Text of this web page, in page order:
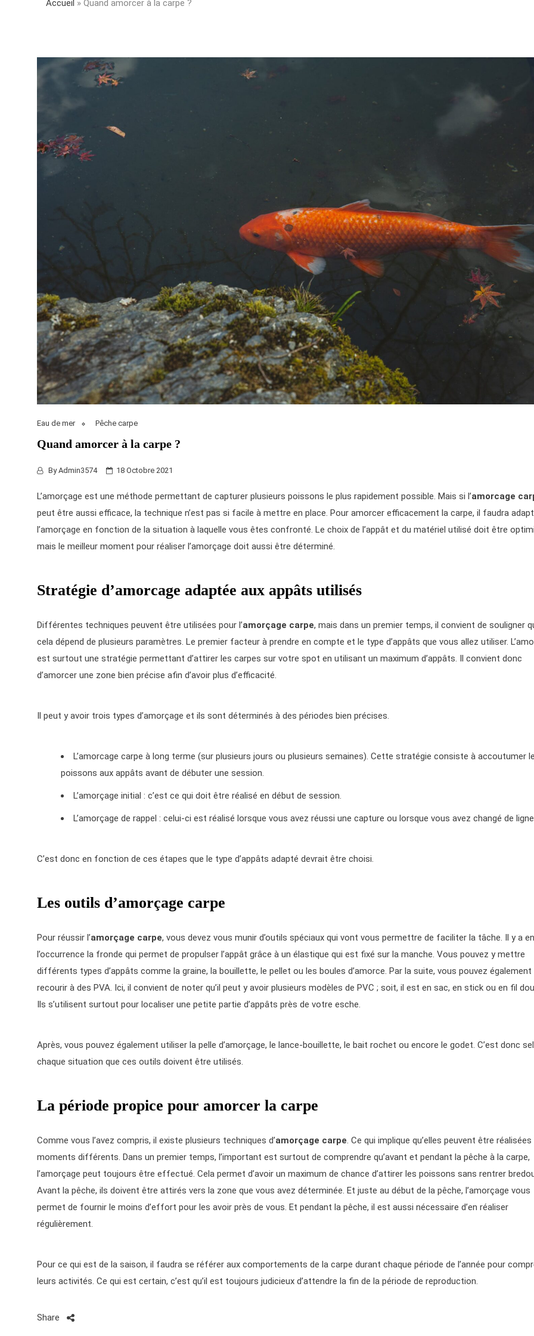
Accueil » Quand amorcer à la carpe ?
Eau de mer Pêche carpe
Quand amorcer à la carpe ?
ByAdmin3574 18 Octobre 2021
L’amorçage est une méthode permettant de capturer plusieurs poissons le plus rapidement possible. Mais si l’amorcage
peut être aussi efficace, la technique n’est pas si facile à mettre en place. Pour amorcer efficacement la carpe, il faudra
l’amorçage en fonction de la situation à laquelle vous êtes confronté. Le choix de l’appât et du matériel utilisé doit être
mais le meilleur moment pour réaliser l’amorçage doit aussi être déterminé.
Stratégie d’amorcage adaptée aux appâts utilisés
Différentes techniques peuvent être utilisées pour l’amorçage carpe, mais dans un premier temps, il convient de souligner
cela dépend de plusieurs paramètres. Le premier facteur à prendre en compte et le type d’appâts que vous allez utiliser.
est surtout une stratégie permettant d’attirer les carpes sur votre spot en utilisant un maximum d’appâts. Il convient donc
d’amorcer une zone bien précise afin d’avoir plus d’efficacité.
Il peut y avoir trois types d’amorçage et ils sont déterminés à des périodes bien précises.
L’amorcage carpe à long terme (sur plusieurs jours ou plusieurs semaines). Cette stratégie consiste à accoutumer
poissons aux appâts avant de débuter une session.
L’amorçage initial : c’est ce qui doit être réalisé en début de session.
L’amorçage de rappel : celui-ci est réalisé lorsque vous avez réussi une capture ou lorsque vous avez changé de
C’est donc en fonction de ces étapes que le type d’appâts adapté devrait être choisi.
Les outils d’amorçage carpe
Pour réussir l’amorçage carpe, vous devez vous munir d’outils spéciaux qui vont vous permettre de faciliter la tâche. Il y a en
l’occurrence la fronde qui permet de propulser l’appât grâce à un élastique qui est fixé sur la manche. Vous pouvez y mettre
différents types d’appâts comme la graine, la bouillette, le pellet ou les boules d’amorce. Par la suite, vous pouvez également
recourir à des PVA. Ici, il convient de noter qu’il peut y avoir plusieurs modèles de PVC ; soit, il est en sac, en stick ou en fil
Ils s’utilisent surtout pour localiser une petite partie d’appâts près de votre esche.
Après, vous pouvez également utiliser la pelle d’amorçage, le lance-bouillette, le bait rochet ou encore le godet. C’est donc
chaque situation que ces outils doivent être utilisés.
La période propice pour amorcer la carpe
Comme vous l’avez compris, il existe plusieurs techniques d’amorçage carpe. Ce qui implique qu’elles peuvent être réalisées
moments différents. Dans un premier temps, l’important est surtout de comprendre qu’avant et pendant la pêche à la carpe,
l’amorçage peut toujours être effectué. Cela permet d’avoir un maximum de chance d’attirer les poissons sans rentrer
Avant la pêche, ils doivent être attirés vers la zone que vous avez déterminée. Et juste au début de la pêche, l’amorçage vous
permet de fournir le moins d’effort pour les avoir près de vous. Et pendant la pêche, il est aussi nécessaire d’en réaliser
régulièrement.
Pour ce qui est de la saison, il faudra se référer aux comportements de la carpe durant chaque période de l’année pour
leurs activités. Ce qui est certain, c’est qu’il est toujours judicieux d’attendre la fin de la période de reproduction.
Share